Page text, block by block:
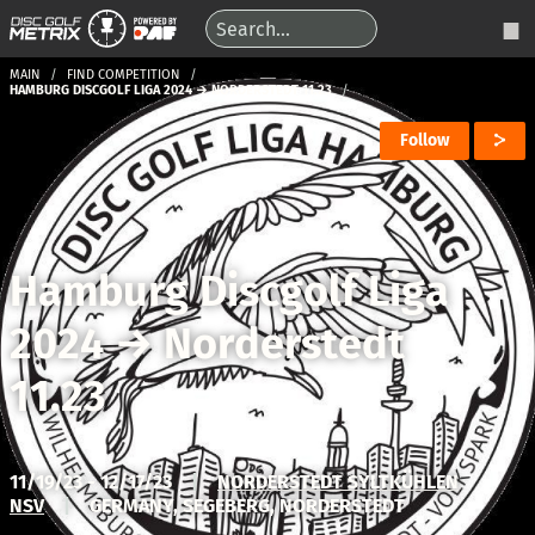
MAIN
FIND COMPETITION
HAMBURG DISCGOLF LIGA 2024 → NORDERSTEDT 11.23
Follow
Hamburg Discgolf Liga
2024→Norderstedt
11.23
11/19/23 - 12/17/23 |
NORDERSTEDT SYLTKÜHLEN
NSV
| GERMANY, SEGEBERG, NORDERSTEDT